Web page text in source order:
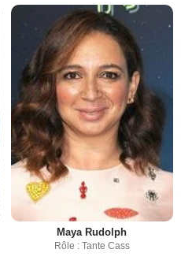
Maya Rudolph
Rôle : Tante Cass